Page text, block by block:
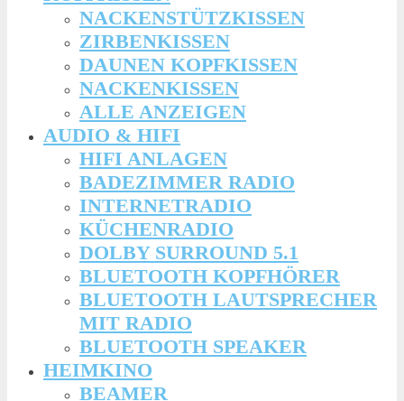
NACKENSTÜTZKISSEN
ZIRBENKISSEN
DAUNEN KOPFKISSEN
NACKENKISSEN
ALLE ANZEIGEN
AUDIO & HIFI
HIFI ANLAGEN
BADEZIMMER RADIO
INTERNETRADIO
KÜCHENRADIO
DOLBY SURROUND 5.1
BLUETOOTH KOPFHÖRER
BLUETOOTH LAUTSPRECHER
MIT RADIO
BLUETOOTH SPEAKER
HEIMKINO
BEAMER